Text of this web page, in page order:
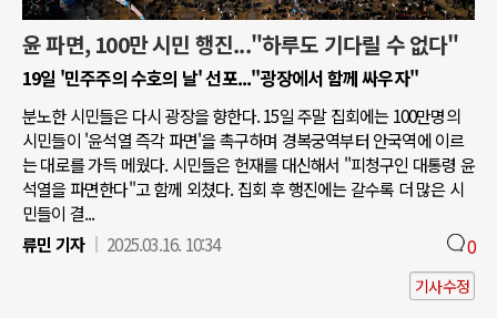
윤 파면, 100만 시민 행진..."하루도 기다릴 수 없다"
19일 '민주주의 수호의 날' 선포..."광장에서 함께 싸우자"
분노한 시민들은 다시 광장을 향한다. 15일 주말 집회에는 100만명의
시민들이 '윤석열 즉각 파면'을 촉구하며 경복궁역부터 안국역에 이르
는 대로를 가득 메웠다. 시민들은 헌재를 대신해서 "피청구인 대통령 윤
석열을 파면한다"고 함께 외쳤다. 집회 후 행진에는 갈수록 더 많은 시
민들이 결...
류민 기자
2025.03.16. 10:34 0
기사수정